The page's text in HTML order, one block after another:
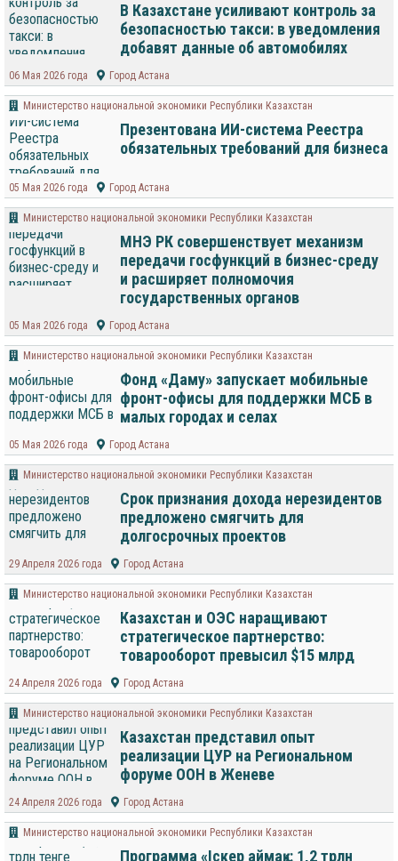
В Казахстане усиливают контроль за
безопасностью такси: в уведомления
добавят данные об автомобилях
06 Мая 2026 года Город Астана
Министерство национальной экономики Республики Казахстан
Презентована ИИ-система Реестра
обязательных требований для бизнеса
05 Мая 2026 года Город Астана
Министерство национальной экономики Республики Казахстан
МНЭ РК совершенствует механизм
передачи госфункций в бизнес-среду
и расширяет полномочия
государственных органов
05 Мая 2026 года Город Астана
Министерство национальной экономики Республики Казахстан
Фонд «Даму» запускает мобильные
фронт-офисы для поддержки МСБ в
малых городах и селах
05 Мая 2026 года Город Астана
Министерство национальной экономики Республики Казахстан
Срок признания дохода нерезидентов
предложено смягчить для
долгосрочных проектов
29 Апреля 2026 года Город Астана
Министерство национальной экономики Республики Казахстан
Казахстан и ОЭС наращивают
стратегическое партнерство:
товарооборот превысил $15 млрд
24 Апреля 2026 года Город Астана
Министерство национальной экономики Республики Казахстан
Казахстан представил опыт
реализации ЦУР на Региональном
форуме ООН в Женеве
24 Апреля 2026 года Город Астана
Министерство национальной экономики Республики Казахстан
Программа «Іскер аймақ»: 1,2 трлн